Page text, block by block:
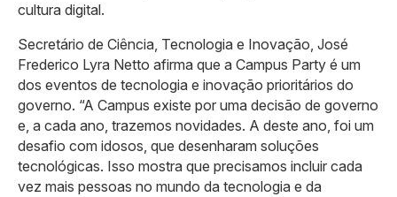
cultura digital.
Secretário de Ciência, Tecnologia e Inovação, José
Frederico Lyra Netto afirma que a Campus Party é um
dos eventos de tecnologia e inovação prioritários do
governo. “A Campus existe por uma decisão de governo
e, a cada ano, trazemos novidades. A deste ano, foi um
desafio com idosos, que desenharam soluções
tecnológicas. Isso mostra que precisamos incluir cada
vez mais pessoas no mundo da tecnologia e da